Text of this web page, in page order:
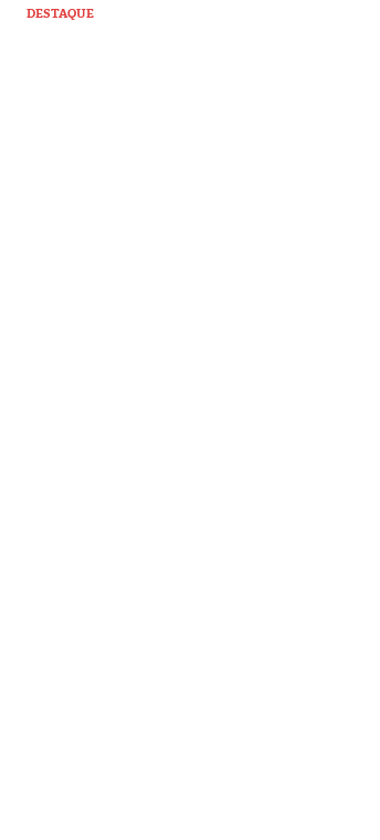
DESTAQUE